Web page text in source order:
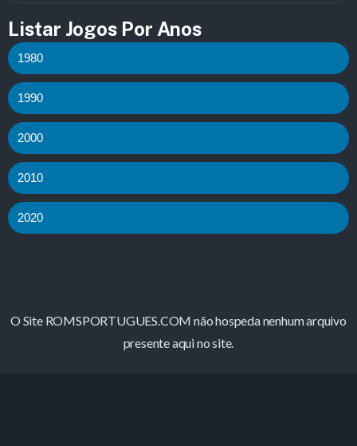
Listar Jogos Por Anos
1980
1990
2000
2010
2020
O Site ROMSPORTUGUES.COM não hospeda nenhum arquivo
presente aqui no site.